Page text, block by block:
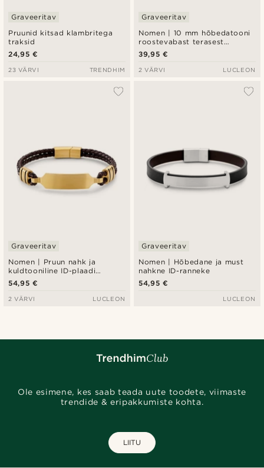
Pruunid kitsad klambritega
traksid
Graveeritav
24,95 €
23 VÄRVI TRENDHIM
Nomen | 10 mm hõbedatooni
roostevabast terasest
plaadiga ID käevõru
Graveeritav
39,95 €
2 VÄRVI LUCLEON
Nomen | Pruun nahk ja
kuldtooniline ID-plaadi
käevõru
Graveeritav
54,95 €
2 VÄRVI LUCLEON
Nomen | Hõbedane ja must
nahkne ID-ranneke
Graveeritav
54,95 €
LUCLEON
Ole esimene, kes saab teada uute toodete, viimaste
trendide & eripakkumiste kohta.
LIITU